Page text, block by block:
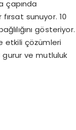
çapında
sunuyor. 10
gösteriyor.
etkili çözümleri
ve mutluluk